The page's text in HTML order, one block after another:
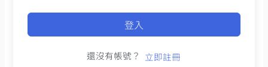
登入
還沒有帳號？ 立即註冊